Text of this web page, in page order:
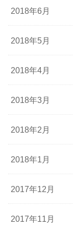
2018年6月
2018年5月
2018年4月
2018年3月
2018年2月
2018年1月
2017年12月
2017年11月